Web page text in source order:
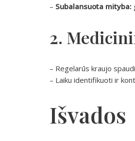
– Subalansuota mityba:
2.
– Regelarūs kraujo
– Laiku identifikuoti ir
Išvados